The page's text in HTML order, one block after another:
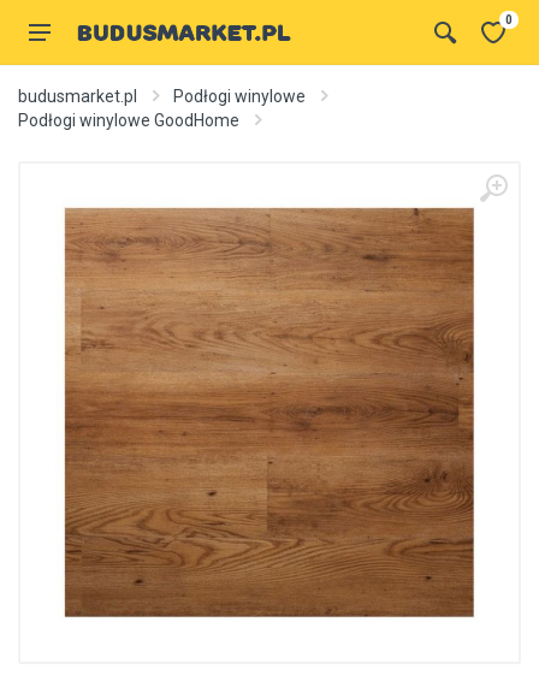
0
budusmarket.pl
Podłogi winylowe
Podłogi winylowe GoodHome